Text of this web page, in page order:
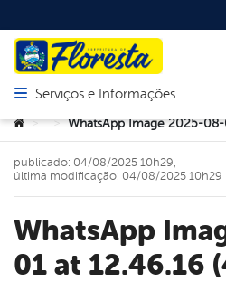
Abrir menu principal de
Serviços e Informações
Você está aqui:
> > WhatsApp Image 2025-08-
WhatsApp Image 2025-08-
01 at 12.46.16
publicado: 04/08/2025 10h29,
última modificação: 04/08/2025 10h29